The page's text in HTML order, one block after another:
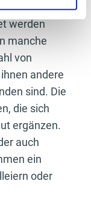
so die
werden
manche
von
andere
sind. Die
die sich
ergänzen.
auch
ein
oder